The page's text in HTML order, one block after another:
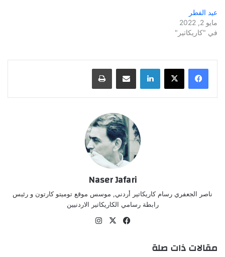
عيد الفطر
مايو 2, 2022
في "كاريكاتير"
لينكدإن مشاركة عبر البريد طباعة
Naser Jafari
ناصر الجعفري رسام كاريكاتير أردني, موسس موقع توميتو كارتون و رئيس
رابطة رسامي الكاريكاتير الاردنيين
فيسبوك
‫X
مقالات ذات صلة